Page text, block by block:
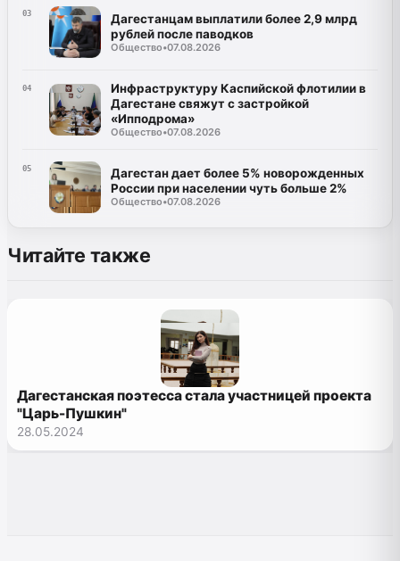
03
Дагестанцам выплатили более 2,9 млрд
рублей после паводков
Общество•07.08.2026
04
Инфраструктуру Каспийской флотилии в
Дагестане свяжут с застройкой
«Ипподрома»
Общество•07.08.2026
05
Дагестан дает более 5% новорожденных
России при населении чуть больше 2%
Общество•07.08.2026
Читайте также
Дагестанская поэтесса стала участницей проекта
"Царь-Пушкин"
28.05.2024